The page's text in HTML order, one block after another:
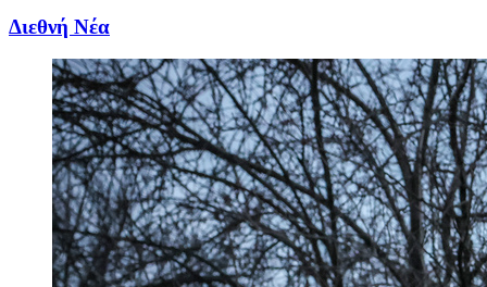
Διεθνή Νέα